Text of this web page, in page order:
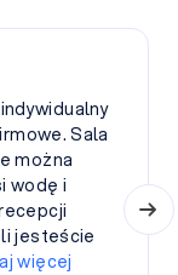
oraz
podczas
Klubu
miejsce w
momentu